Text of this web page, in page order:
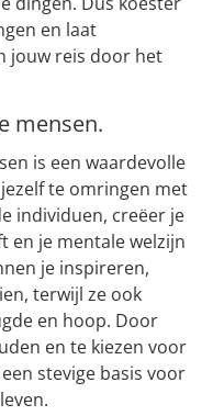
en laat
jouw reis door het
mensen.
is een waardevolle
te omringen met
individuen, creëer je
en je mentale welzijn
je inspireren,
terwijl ze ook
en hoop. Door
en te kiezen voor
stevige basis voor